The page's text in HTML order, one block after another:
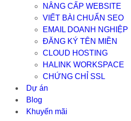
NÂNG CẤP WEBSITE
VIẾT BÀI CHUẨN SEO
EMAIL DOANH NGHIỆP
ĐĂNG KÝ TÊN MIỀN
CLOUD HOSTING
HALINK WORKSPACE
CHỨNG CHỈ SSL
Dự án
Blog
Khuyến mãi